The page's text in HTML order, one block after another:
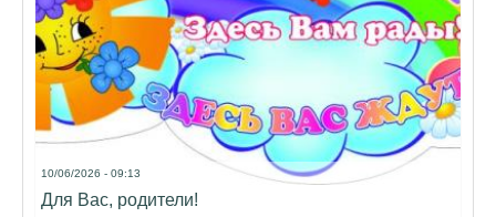
10/06/2026 - 09:13
Для Вас, родители!